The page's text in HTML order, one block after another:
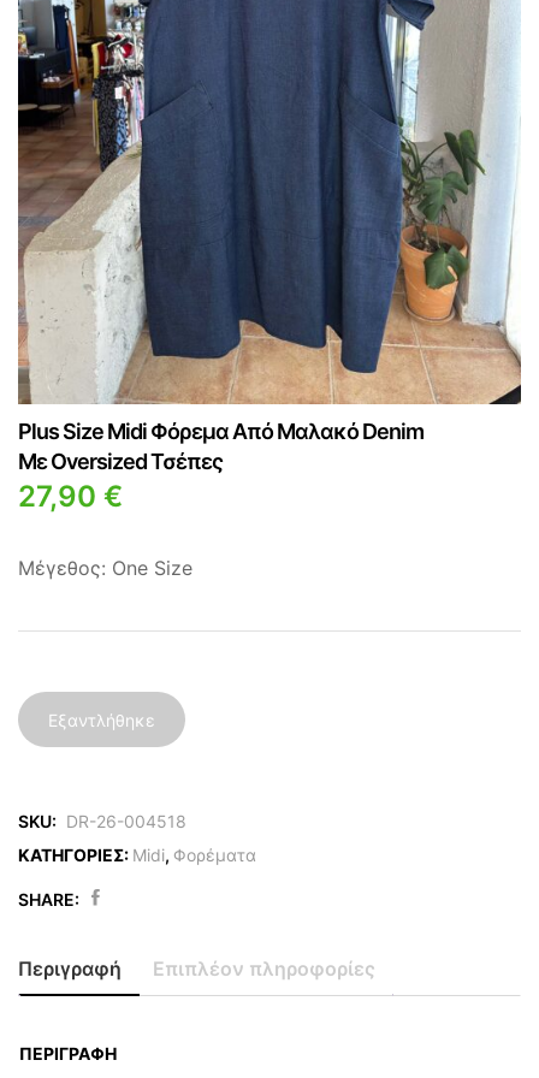
Plus Size Midi Φόρεμα Από Μαλακό Denim
Με Oversized Τσέπες
27,90 €
Μέγεθος: One Size
Εξαντλήθηκε
SKU: DR-26-004518
ΚΑΤΗΓΟΡΙΕΣ: Midi, Φορέματα
SHARE:
Περιγραφή Επιπλέον πληροφορίες
ΠΕΡΙΓΡΑΦΉ
ΜΠΛΟΎΖΕΣ
ΜΠΟΥΦΆΝ
ΟΛΌΣΩΜΑ
ΠΑΝΩΦΌΡΙΑ
ΠΟΥΚΆΜΙΣΑ
ΣΑΚΆΚΙΑ
ΣΕΤ
ΦΟΡΈΜΑΤΑ
ΟΛΌΣΩΜΑ
ΠΑΝΩΦΌΡΙΑ
ΠΟΥΚΆΜΙΣΑ
ΣΑΚΆΚΙΑ
ΣΕΤ
ΦΟΡΈΜΑΤΑ
ΦΌΡΜΕΣ
ΦΟΎΣΤΕΣ